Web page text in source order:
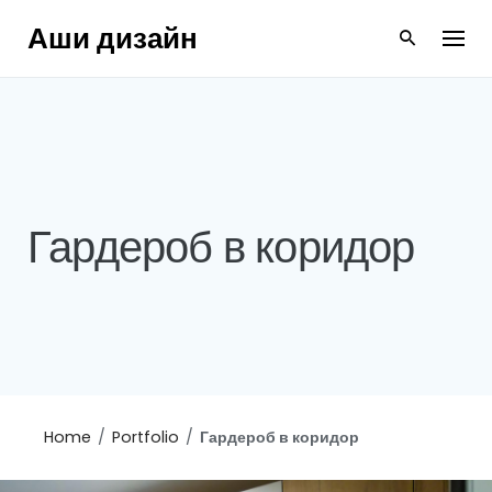
Аши дизайн
Гардероб в коридор
Home / Portfolio / Гардероб в коридор